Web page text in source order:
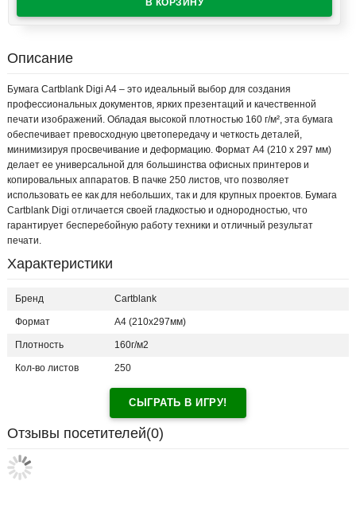
Описание
Бумага Cartblank Digi A4 – это идеальный выбор для создания
профессиональных документов, ярких презентаций и качественной
печати изображений. Обладая высокой плотностью 160 г/м², эта бумага
обеспечивает превосходную цветопередачу и четкость деталей,
минимизируя просвечивание и деформацию. Формат A4 (210 x 297 мм)
делает ее универсальной для большинства офисных принтеров и
копировальных аппаратов. В пачке 250 листов, что позволяет
использовать ее как для небольших, так и для крупных проектов. Бумага
Cartblank Digi отличается своей гладкостью и однородностью, что
гарантирует бесперебойную работу техники и отличный результат
печати.
Характеристики
Бренд Cartblank
Формат A4 (210x297мм)
Плотность 160г/м2
Кол-во листов 250
СЫГРАТЬ В ИГРУ!
Отзывы посетителей(0)